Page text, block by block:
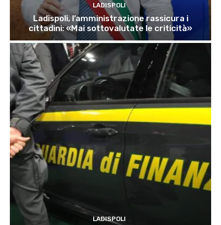
LADISPOLI
Ladispoli, l’amministrazione rassicura i
cittadini: «Mai sottovalutate le criticità»
LADISPOLI